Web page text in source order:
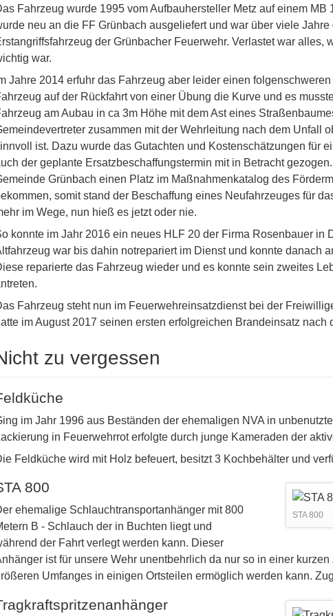
Fahrzeug wurde 1995 vom Aufbauhersteller Metz auf einem
neu an die FF Grünbach ausgeliefert und war über viele Jahre
der Grünbacher Feuerwehr. Verlastet war alles,
war.
Jahre 2014 erfuhr das Fahrzeug aber leider einen
auf der Rückfahrt von einer Übung die Kurve und es
am Aubau in ca 3m Höhe mit dem Ast eines
zusammen mit der Wehrleitung nach dem Unfall
ist. Dazu wurde das Gutachten und Kostenschätzungen für
der geplante Ersatzbeschaffungstermin mit in Betracht
Grünbach einen Platz im Maßnahmenkatalog des
somit stand der Beschaffung eines Neufahrzeuges für
im Wege, nun hieß es jetzt oder nie.
konnte im Jahr 2016 ein neues HLF 20 der Firma Rosenbauer in
war bis dahin notrepariert im Dienst und konnte danach
reparierte das Fahrzeug wieder und es konnte sein zweites
Fahrzeug steht nun im Feuerwehreinsatzdienst bei der
im August 2017 seinen ersten erfolgreichen Brandeinsatz nach
zu vergessen
im Jahr 1996 aus Beständen der ehemaligen NVA in
in Feuerwehrrot erfolgte durch junge Kameraden der
Feldküche wird mit Holz befeuert, besitzt 3 Kochbehälter und
STA 800
800
ehemalige Schlauchtransportanhänger mit 800
B - Schlauch der in Buchten liegt und
der Fahrt verlegt werden kann. Dieser
ist für unsere Wehr unentbehrlich da nur so in einer
Umfanges in einigen Ortsteilen ermöglich werden kann.